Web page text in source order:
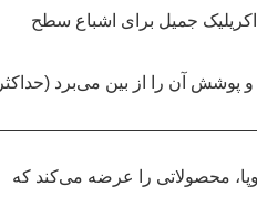
جمیل برای اشباع سطح
پوشش آن را از بین می‌برد (حداکثر
محصولاتی را عرضه می‌کند که